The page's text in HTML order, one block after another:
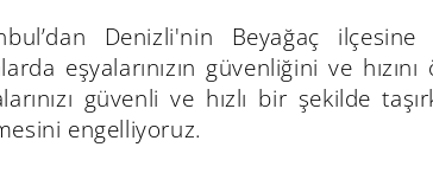
Denizli'nin Beyağaç
eşyalarınızın güvenliğini ve
güvenli ve hızlı bir şekilde
engelliyoruz.